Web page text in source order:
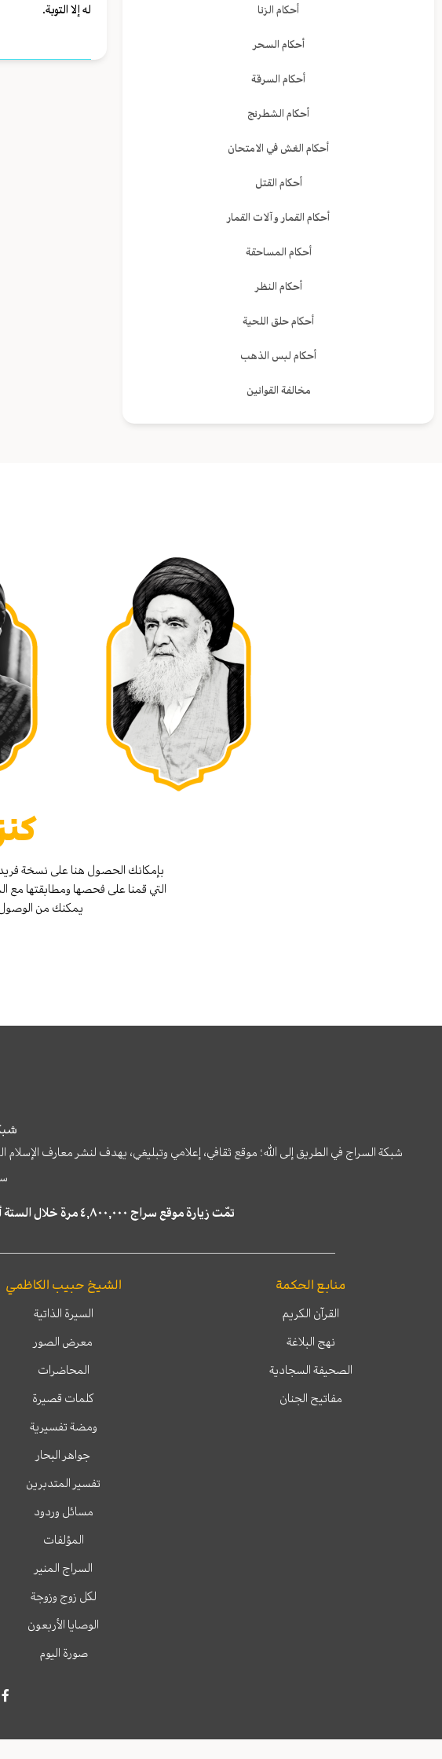
أحكام الزنا
أحكام السحر
أحكام السرقة
أحكام الشطرنج
أحكام الغش في الامتحان
أحكام القتل
أحكام القمار وآلات القمار
أحكام المساحقة
أحكام النظر
أحكام حلق اللحية
أحكام لبس الذهب
مخالفة القوانين
له إلا التوبة.
بإمكانك الحصول هنا على نسخة
التي قمنا على فحصها ومطابقتها مع
يمكنك من الوصول
شبكة السراج في الطريق إلى الله؛ موقع ثقافي، إعلامي وتبليغي، يهدف لنشر معارف
تمّت زيارة موقع سراج ٤,٨٠٠,٠٠٠ مرة خلال الستة أشهر الماضية، كما ظهر في نتائج البحث في محركات البحث٢٢,٢٩٠,٠٠٠ مرّة.
منابع الحكمة
القرآن الكريم
نهج البلاغة
الصحيفة السجادية
مفاتيح الجنان
الشيخ حبيب الكاظمي
السيرة الذاتية
معرض الصور
المحاضرات
كلمات قصيرة
ومضة تفسيرية
جواهر البحار
تفسير المتدبرين
مسائل وردود
المؤلفات
السراج المنير
لكل زوج وزوجة
الوصايا الأربعون
صورة اليوم
a
c